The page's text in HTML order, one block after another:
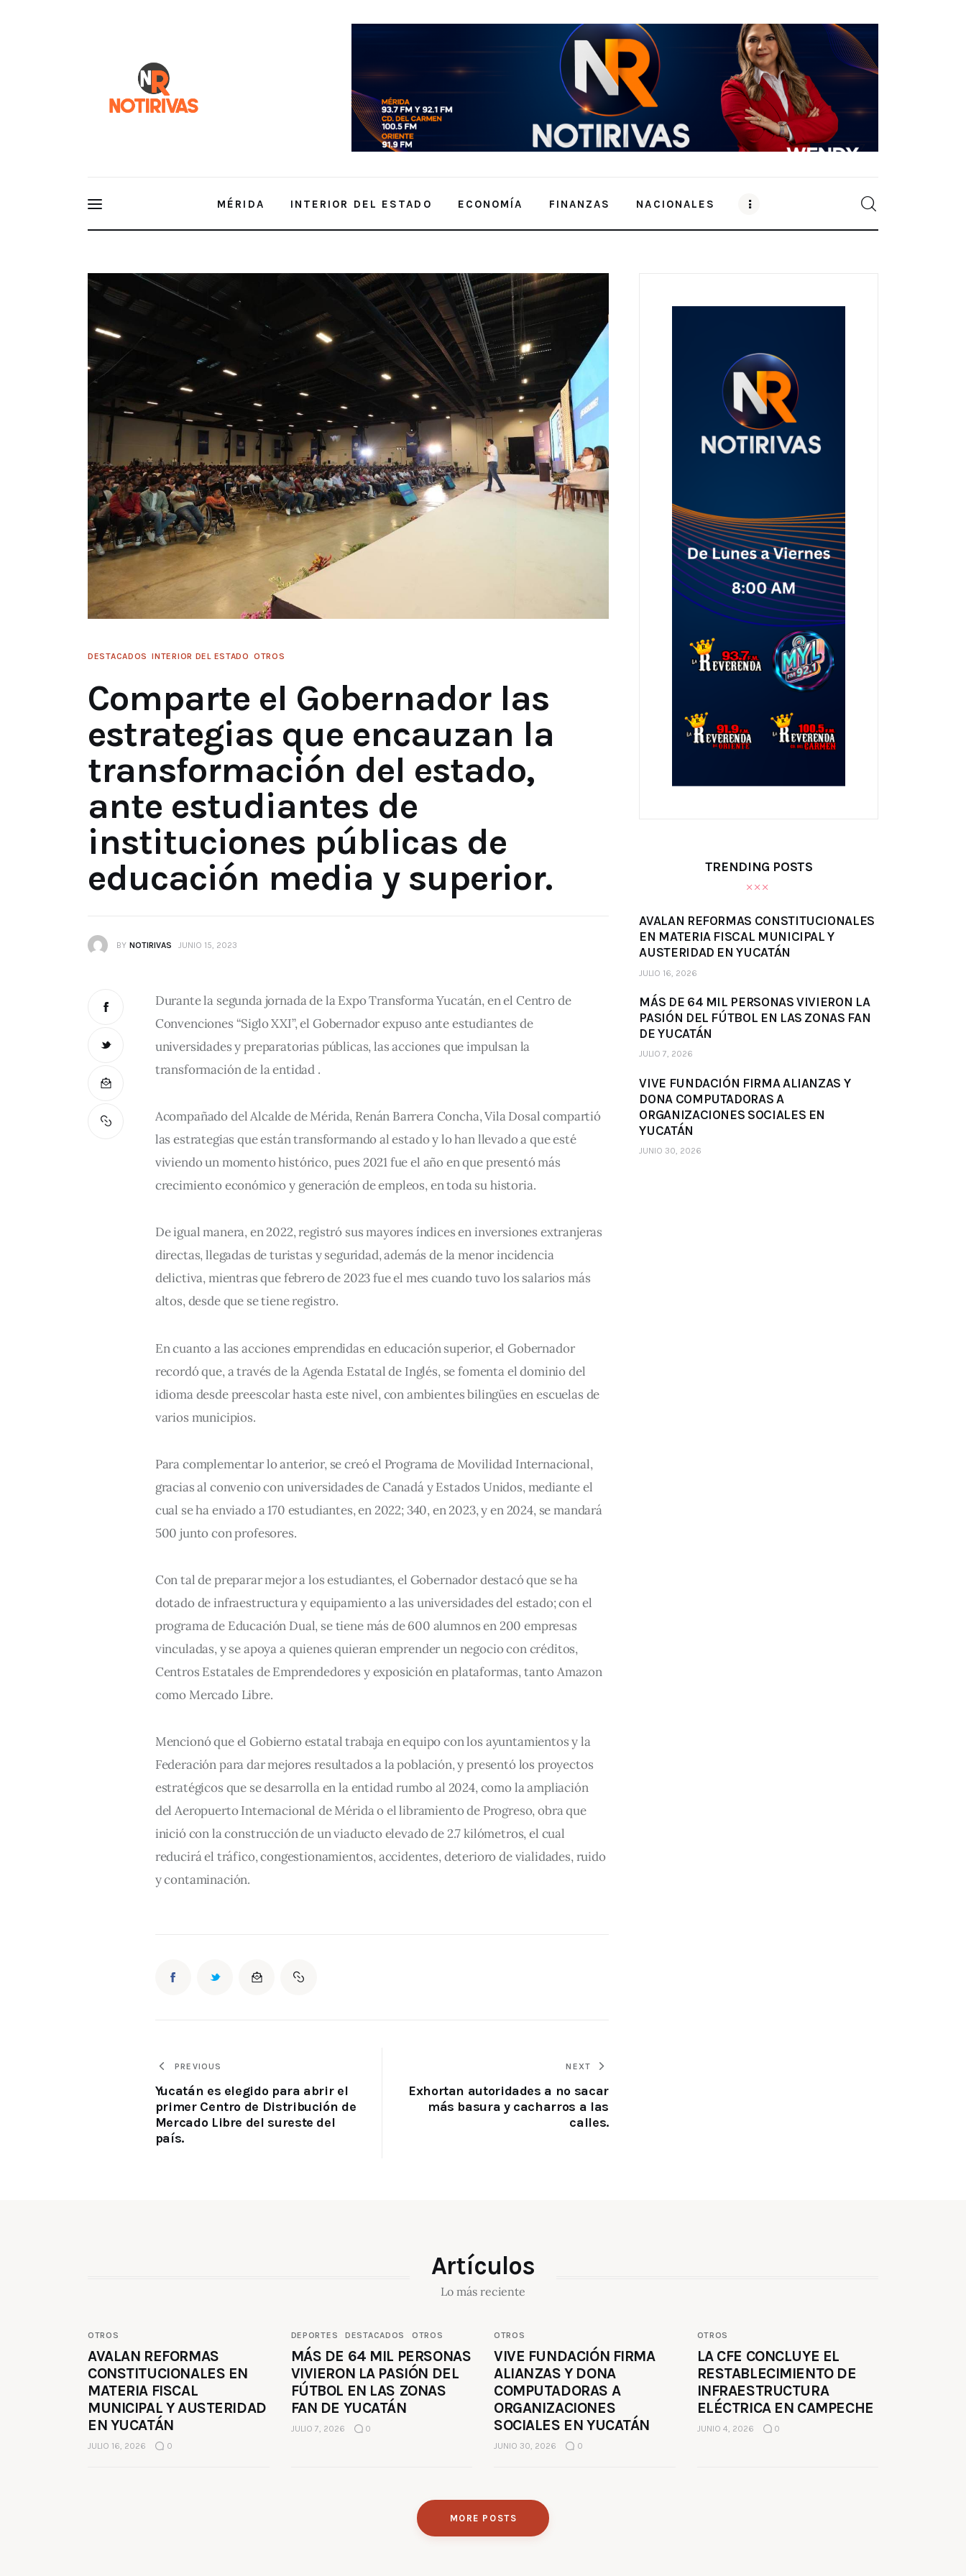
MÉRIDA INTERIOR DEL ESTADO ECONOMÍA FINANZAS NACIONALES
Comparte el Gobernador las estrategias que encauzan la transformación del estado, ante
estudiantes de instituciones públicas de educación media y superior.
DESTACADOS INTERIOR DEL ESTADO OTROS
Comparte el Gobernador las
estrategias que encauzan la
transformación del estado,
ante estudiantes de
instituciones públicas de
educación media y superior.
BY NOTIRIVAS JUNIO 15, 2023
Durante la segunda jornada de la Expo Transforma Yucatán, en el Centro de
Convenciones “Siglo XXI”, el Gobernador expuso ante estudiantes de
universidades y preparatorias públicas, las acciones que impulsan la
transformación de la entidad .
Acompañado del Alcalde de Mérida, Renán Barrera Concha, Vila Dosal compartió
las estrategias que están transformando al estado y lo han llevado a que esté
viviendo un momento histórico, pues 2021 fue el año en que presentó más
crecimiento económico y generación de empleos, en toda su historia.
De igual manera, en 2022, registró sus mayores índices en inversiones extranjeras
directas, llegadas de turistas y seguridad, además de la menor incidencia
delictiva, mientras que febrero de 2023 fue el mes cuando tuvo los salarios más
altos, desde que se tiene registro.
En cuanto a las acciones emprendidas en educación superior, el Gobernador
recordó que, a través de la Agenda Estatal de Inglés, se fomenta el dominio del
idioma desde preescolar hasta este nivel, con ambientes bilingües en escuelas de
varios municipios.
Para complementar lo anterior, se creó el Programa de Movilidad Internacional,
gracias al convenio con universidades de Canadá y Estados Unidos, mediante el
cual se ha enviado a 170 estudiantes, en 2022; 340, en 2023, y en 2024, se mandará
500 junto con profesores.
Con tal de preparar mejor a los estudiantes, el Gobernador destacó que se ha
dotado de infraestructura y equipamiento a las universidades del estado; con el
programa de Educación Dual, se tiene más de 600 alumnos en 200 empresas
vinculadas, y se apoya a quienes quieran emprender un negocio con créditos,
Centros Estatales de Emprendedores y exposición en plataformas, tanto Amazon
como Mercado Libre.
Mencionó que el Gobierno estatal trabaja en equipo con los ayuntamientos y la
Federación para dar mejores resultados a la población, y presentó los proyectos
estratégicos que se desarrolla en la entidad rumbo al 2024, como la ampliación
del Aeropuerto Internacional de Mérida o el libramiento de Progreso, obra que
inició con la construcción de un viaducto elevado de 2.7 kilómetros, el cual
reducirá el tráfico, congestionamientos, accidentes, deterioro de vialidades, ruido
y contaminación.
PREVIOUS
Yucatán es elegido para abrir el
primer Centro de Distribución de
Mercado Libre del sureste del
país.
NEXT
Exhortan autoridades a no sacar
más basura y cacharros a las
calles.
TRENDING POSTS
AVALAN REFORMAS CONSTITUCIONALES
EN MATERIA FISCAL MUNICIPAL Y
AUSTERIDAD EN YUCATÁN
JULIO 16, 2026
MÁS DE 64 MIL PERSONAS VIVIERON LA
PASIÓN DEL FÚTBOL EN LAS ZONAS FAN
DE YUCATÁN
JULIO 7, 2026
VIVE FUNDACIÓN FIRMA ALIANZAS Y
DONA COMPUTADORAS A
ORGANIZACIONES SOCIALES EN
YUCATÁN
JUNIO 30, 2026
Artículos
Lo más reciente
OTROS
AVALAN REFORMAS
CONSTITUCIONALES EN
MATERIA FISCAL
MUNICIPAL Y AUSTERIDAD
EN YUCATÁN
JULIO 16, 2026 0
DEPORTES DESTACADOS OTROS
MÁS DE 64 MIL PERSONAS
VIVIERON LA PASIÓN DEL
FÚTBOL EN LAS ZONAS
FAN DE YUCATÁN
JULIO 7, 2026 0
OTROS
VIVE FUNDACIÓN FIRMA
ALIANZAS Y DONA
COMPUTADORAS A
ORGANIZACIONES
SOCIALES EN YUCATÁN
JUNIO 30, 2026 0
OTROS
LA CFE CONCLUYE EL
RESTABLECIMIENTO DE
INFRAESTRUCTURA
ELÉCTRICA EN CAMPECHE
JUNIO 4, 2026 0
MORE POSTS